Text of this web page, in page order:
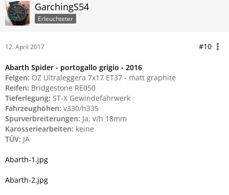
GarchingS54
Erleuchteter
12. April 2017 #10
Abarth Spider - portogallo grigio - 2016
Felgen: OZ Ultraleggera 7x17 ET37 - matt graphite
Reifen: Bridgestone RE050
Tieferlegung: ST-X Gewindefahrwerk
Fahrzeughöhen: v330/h335
Spurverbreiterungen: Ja, v/h 18mm
Karosseriearbeiten: keine
TÜV: JA
Abarth-1.jpg
Abarth-2.jpg